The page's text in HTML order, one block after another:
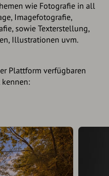
wie Fotografie in all
Imagefotografie,
sowie Texterstellung,
Illustrationen uvm.
Plattform verfügbaren